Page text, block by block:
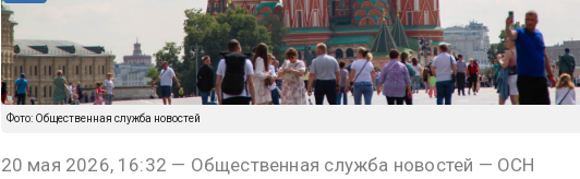
Фото: Общественная служба новостей
20 мая 2026, 16:32 — Общественная служба новостей — ОСН